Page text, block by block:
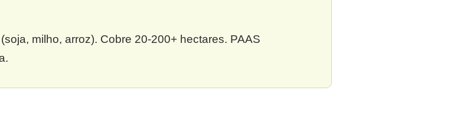
(soja, milho, arroz). Cobre 20-200+ hectares. PAAS